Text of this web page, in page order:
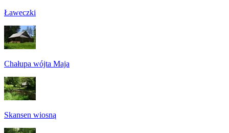
Ławeczki
Chałupa wójta Maja
Skansen wiosną